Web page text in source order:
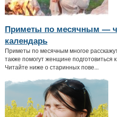
Приметы по месячным —
календарь
Приметы по месячным многое
также помогут женщине
Читайте ниже о старинных пове...